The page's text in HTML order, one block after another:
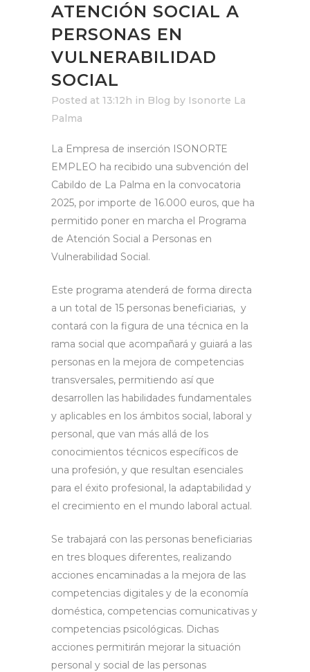
ATENCIÓN SOCIAL A
PERSONAS EN
VULNERABILIDAD
SOCIAL
Posted at 13:12h in Blog by Isonorte La
Palma
La Empresa de inserción ISONORTE
EMPLEO ha recibido una subvención del
Cabildo de La Palma en la convocatoria
2025, por importe de 16.000 euros, que ha
permitido poner en marcha el Programa
de Atención Social a Personas en
Vulnerabilidad Social.
Este programa atenderá de forma directa
a un total de 15 personas beneficiarias, y
contará con la figura de una técnica en la
rama social que acompañará y guiará a las
personas en la mejora de competencias
transversales, permitiendo así que
desarrollen las habilidades fundamentales
y aplicables en los ámbitos social, laboral y
personal, que van más allá de los
conocimientos técnicos específicos de
una profesión, y que resultan esenciales
para el éxito profesional, la adaptabilidad y
el crecimiento en el mundo laboral actual.
Se trabajará con las personas beneficiarias
en tres bloques diferentes, realizando
acciones encaminadas a la mejora de las
competencias digitales y de la economía
doméstica, competencias comunicativas y
competencias psicológicas. Dichas
acciones permitirán mejorar la situación
personal y social de las personas